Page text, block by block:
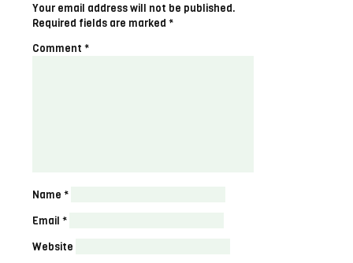
Your email address will not be published.
Required fields are marked *
Comment *
Name *
Email *
Website